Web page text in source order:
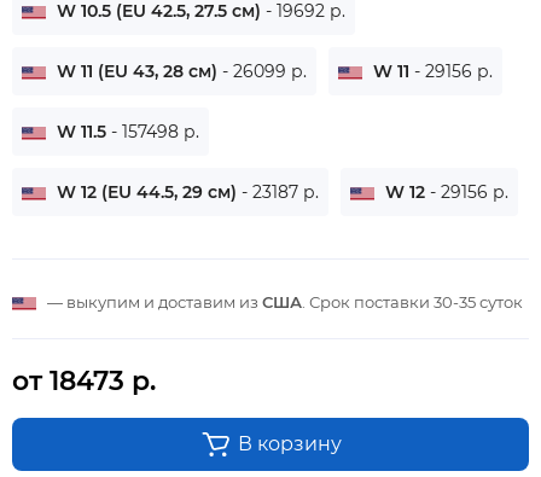
W 10.5 (EU 42.5, 27.5 см) - 19692 р.
W 11 (EU 43, 28 см) - 26099 р. W 11 - 29156 р.
W 11.5 - 157498 р.
W 12 (EU 44.5, 29 см) - 23187 р. W 12 - 29156 р.
— выкупим и доставим из США . Срок поставки 30-35 суток
от 18473 р.
В корзину